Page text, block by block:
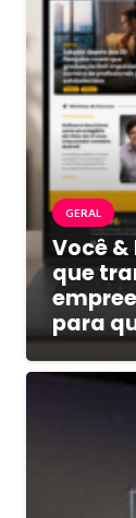
GERAL
Você
que
para